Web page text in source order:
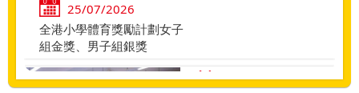
25/07/2026
全港小學體育獎勵計劃女子
組金獎、男子組銀獎
22/07/2026